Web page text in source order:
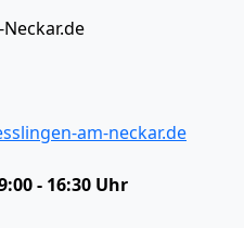
am-neckar.de
- 16:30 Uhr